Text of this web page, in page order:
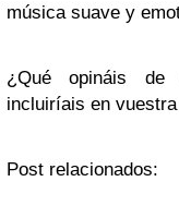
música suave y
¿Qué opináis de
incluiríais en
Post relacionados: